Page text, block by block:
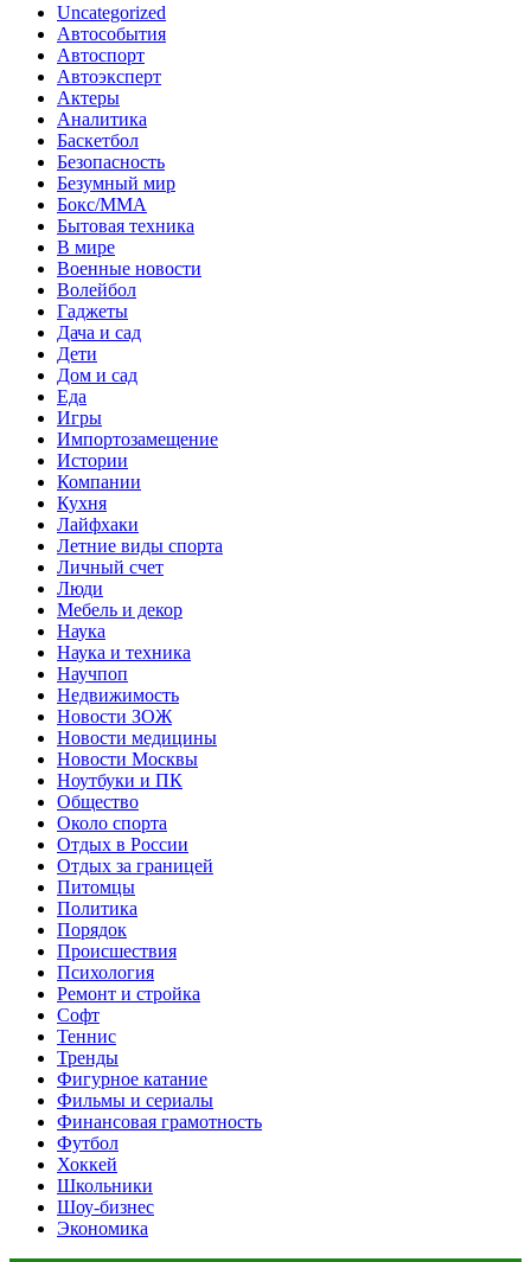
Uncategorized
Автособытия
Автоспорт
Автоэксперт
Актеры
Аналитика
Баскетбол
Безопасность
Безумный мир
Бокс/MMA
Бытовая техника
В мире
Военные новости
Волейбол
Гаджеты
Дача и сад
Дети
Дом и сад
Еда
Игры
Импортозамещение
Истории
Компании
Кухня
Лайфхаки
Летние виды спорта
Личный счет
Люди
Мебель и декор
Наука
Наука и техника
Научпоп
Недвижимость
Новости ЗОЖ
Новости медицины
Новости Москвы
Ноутбуки и ПК
Общество
Около спорта
Отдых в России
Отдых за границей
Питомцы
Политика
Порядок
Происшествия
Психология
Ремонт и стройка
Софт
Теннис
Тренды
Фигурное катание
Фильмы и сериалы
Финансовая грамотность
Футбол
Хоккей
Школьники
Шоу-бизнес
Экономика